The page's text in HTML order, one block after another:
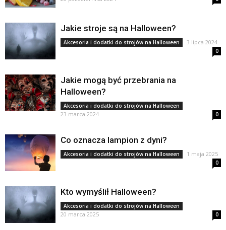
Jakie stroje są na Halloween?
Akcesoria i dodatki do strojów na Halloween 3 lipca 2024
0
Jakie mogą być przebrania na
Halloween?
Akcesoria i dodatki do strojów na Halloween
23 marca 2024 0
Co oznacza lampion z dyni?
Akcesoria i dodatki do strojów na Halloween 1 maja 2025
0
Kto wymyślił Halloween?
Akcesoria i dodatki do strojów na Halloween
20 marca 2025 0